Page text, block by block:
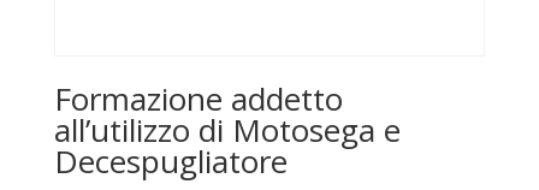
Formazione addetto
all’utilizzo di Motosega e
Decespugliatore